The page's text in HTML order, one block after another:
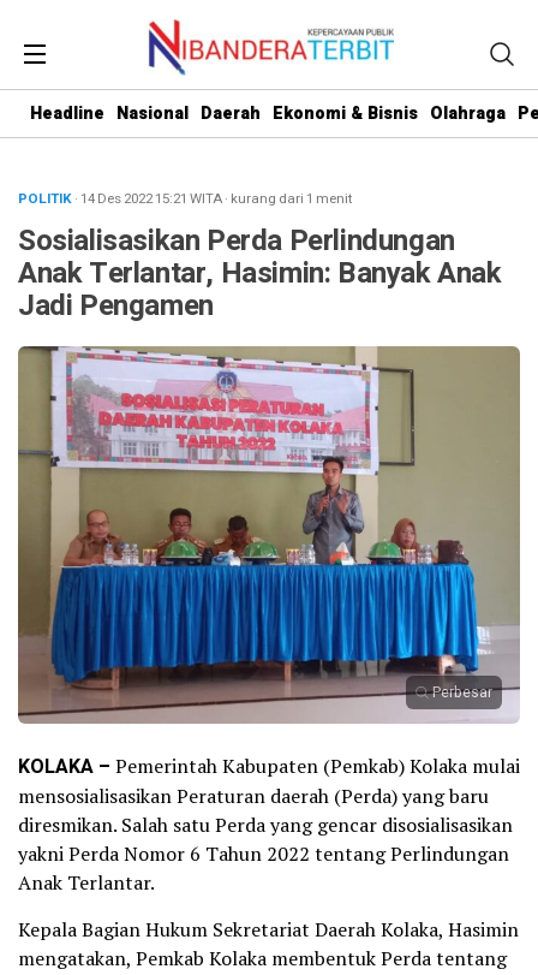
Headline Nasional Daerah Ekonomi & Bisnis Olahraga
POLITIK· 14 Des 202215:21 WITA· kurang dari 1 menit
Sosialisasikan Perda Perlindungan
Anak Terlantar, Hasimin: Banyak Anak
Jadi Pengamen
Perbesar
KOLAKA – Pemerintah Kabupaten (Pemkab) Kolaka mulai
mensosialisasikan Peraturan daerah (Perda) yang baru
diresmikan. Salah satu Perda yang gencar disosialisasikan
yakni Perda Nomor 6 Tahun 2022 tentang Perlindungan
Anak Terlantar.
Kepala Bagian Hukum Sekretariat Daerah Kolaka, Hasimin
mengatakan, Pemkab Kolaka membentuk Perda tentang